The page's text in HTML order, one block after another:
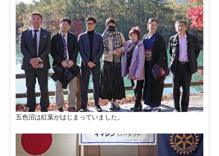
五色沼は紅葉がはじまっていました。